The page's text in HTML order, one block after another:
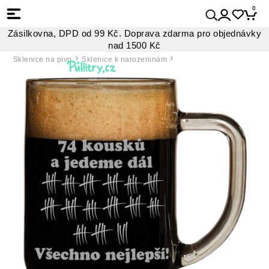
0
Zásilkovna, DPD od 99 Kč. Doprava zdarma pro objednávky
nad 1500 Kč
Sklenice na pivo Sklenice k narozeninám